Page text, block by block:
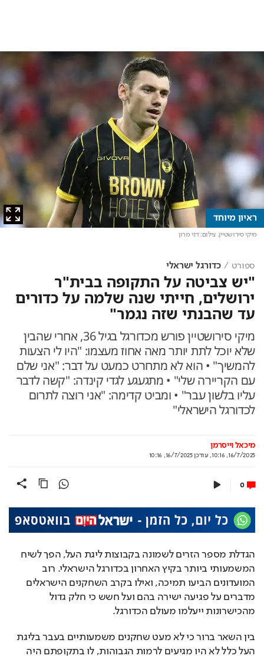
מיקי סירושטיין. צילום: דני מרון
ראיון מיוחד
ספורט כדורגל ישראלי
"יש צביטה על התקופה בבית"ר
ירושלים, חייתי שנה שלמה על כדורים
עד שהבנתי שזה נגמר"
מיקי סירושטיין פורש מכדורגל בגיל 36, אחרי שהבין
שלא יוכל לתת יותר מאה אחוז מעצמו: "היו לי הצעות
להמשיך" • הוא לא מתחרט כמעט על דבר: "אני שלם
עם הקריירה שלי" • מתגעגע לגדי קינדה: "קשה לדבר
עליו בלשון עבר" • ומביט קדימה: "אני רוצה לתרום
לכדורגל הישראלי"
מיכאל וייסרמן
16/7/2025, 10:16
, עודכן16/7/2025, 10:16
0
מדברים על פגיעה ישירה בהם ועל חשש כי חלק גדול
מהכישרונות ייעלמו מעולם הכדורגל.
בין השאר ברור כי לא מעט שחקנים משמעותיים בעבר בליגת
העל כלל לא היו מגיעים לרמות הגבוהות, לו בתקופתם היה